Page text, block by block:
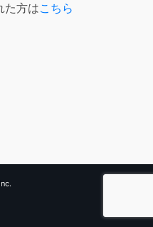
た方はこちら